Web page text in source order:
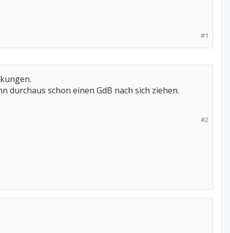
#1
schon einen GdB nach sich ziehen.
#2